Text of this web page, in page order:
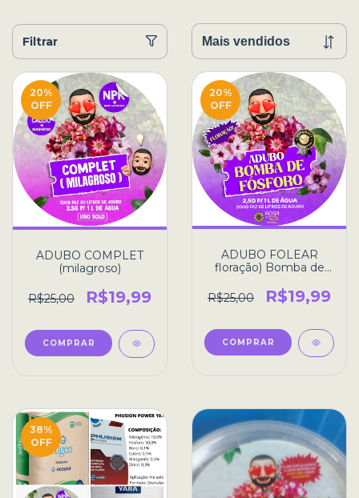
Filtrar
20%
OFF
ADUBO COMPLET
(milagroso)
R$25,00 R$19,99
20%
OFF
ADUBO FOLEAR
floração) Bomba de
R$25,00
R$19,99
38%
OFF